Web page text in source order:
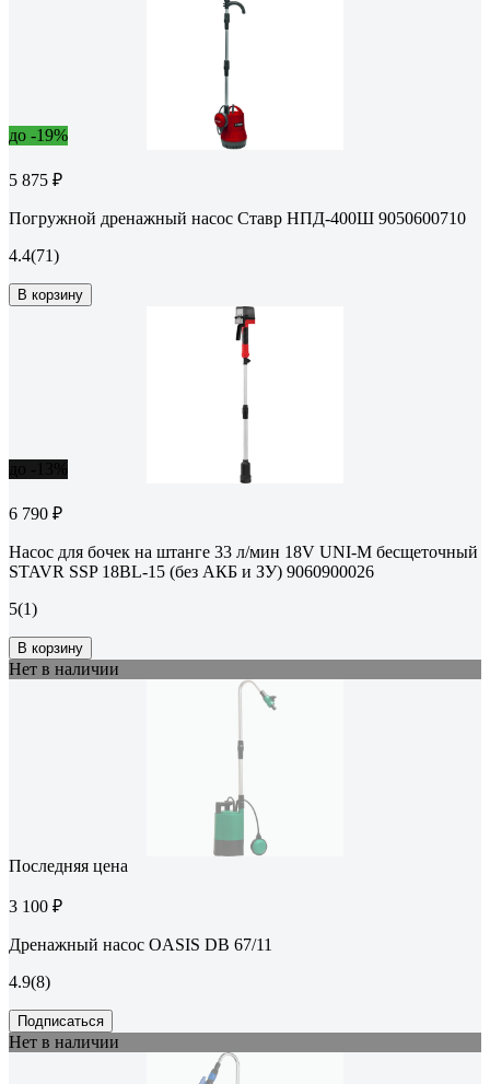
до -19%
5 875 ₽
Погружной дренажный насос Ставр НПД-400Ш 9050600710
4.4(71)
В корзину
6 790 ₽
Насос для бочек на штанге 33 л/мин 18V UNI-M бесщеточный
STAVR SSP 18BL-15 (без АКБ и ЗУ) 9060900026
5(1)
В корзину
Нет в наличии
Последняя цена
3 100 ₽
Дренажный насос OASIS DВ 67/11
4.9(8)
Подписаться
Нет в наличии